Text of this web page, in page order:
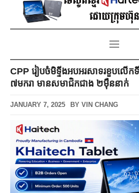
CPP រៀបចំមិទ្ទីងអបអរសាទរខួបលើក
៧មករា មានសមាជិកជាង ២ម៉ឺននាក់
JANUARY 7, 2025 BY VIN CHANG